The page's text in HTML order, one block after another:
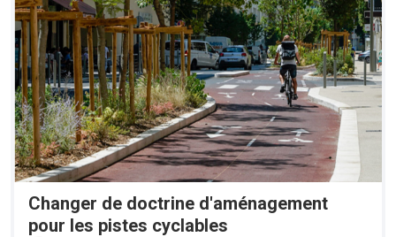
Changer de doctrine d'aménagement
pour les pistes cyclables